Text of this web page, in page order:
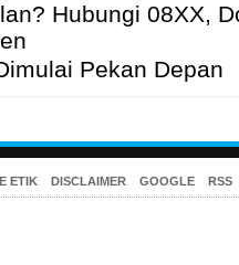
Hubungi 08XX,
Pekan Depan
ETIK DISCLAIMER GOOGLE RSS